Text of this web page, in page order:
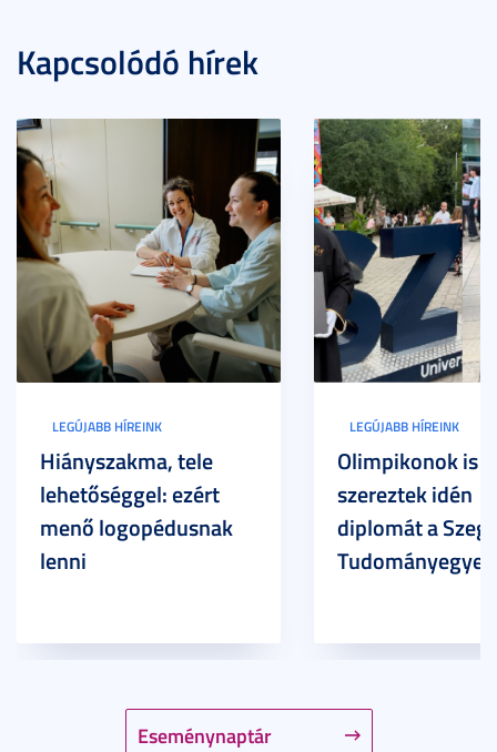
Kapcsolódó hírek
Eseménynaptár
LEGÚJABB HÍREINK
Hiányszakma, tele
lehetőséggel: ezért
menő logopédusnak
lenni
LEGÚJABB HÍREINK
Olimpikonok is
szereztek idén
diplomát a